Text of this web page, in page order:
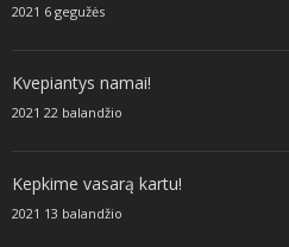
2021 6 gegužės
Kvepiantys namai!
2021 22 balandžio
Kepkime vasarą kartu!
2021 13 balandžio